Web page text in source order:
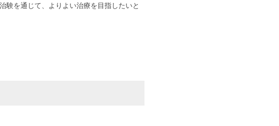
験を通じて、よりよい治療を目指したいと